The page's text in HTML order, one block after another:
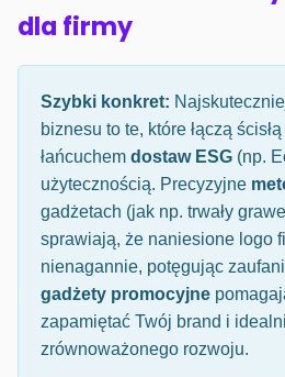
dla firmy
Szybki konkret:
biznesu to te, które łączą
łańcuchem dostaw ESG (np.
użytecznością. Precyzyjne
gadżetach (jak np. trwały
sprawiają, że naniesione logo
nienagannie, potęgując
gadżety promocyjne
zapamiętać Twój brand i
zrównoważonego rozwoju.